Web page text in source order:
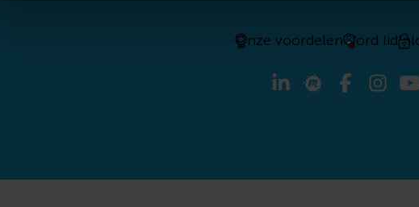
Onze voordelenWord lid